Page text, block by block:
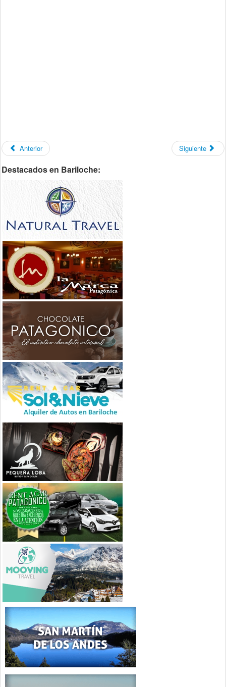
Anterior Siguiente
Destacados en Bariloche: